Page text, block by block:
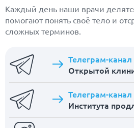
Каждый день наши врачи
помогают понять своё тело и
сложных терминов.
Телеграм-канал
Открытой
Телеграм-канал
Института